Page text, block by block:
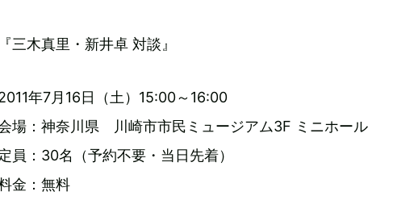
『三木真里・新井卓 対談』
年7月16日（土）15:00～16:00
場：神奈川県 川崎市市民ミュージアム3F ミニホール
員：30名（予約不要・当日先着）
金：無料